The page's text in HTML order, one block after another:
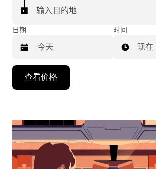
输入目的地
日期
向
头
浏
时间
现在
查看价格